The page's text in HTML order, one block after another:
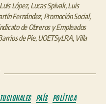
López, Lucas Spivak,Luis
Fernández, Promoción Social,
de Obreros y Empleados
de Pie,UOETSyLRA, Villa
PAÍS
POLÍTICA